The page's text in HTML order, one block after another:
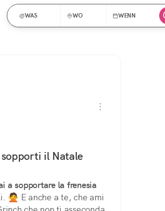
WAS WO WENN
il Natale
a sopportare la frenesia
🙅 E anche a te, che ami